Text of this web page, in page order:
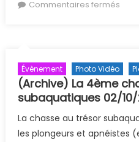
Commentaires fermés
Évènement Photo Vidéo
(Archive) La 4ème
subaquatiques 02/
La chasse au trésor
les plongeurs et apnéistes